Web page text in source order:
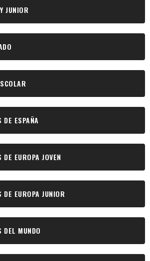
JUNIOR
DE ESPAÑA
DE EUROPA JOVEN
DE EUROPA JUNIOR
DEL MUNDO